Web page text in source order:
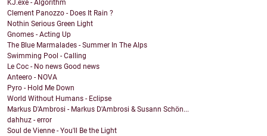
KJ.exe - Algorithm
Clement Panozzo - Does It Rain ?
Nothin Serious Green Light
Gnomes - Acting Up
The Blue Marmalades - Summer In The Alps
Swimming Pool - Calling
Le Coc - No news Good news
Anteero - NOVA
Pyro - Hold Me Down
World Without Humans - Eclipse
Markus D'Ambrosi - Markus D'Ambrosi & Susann Schön...
dahhuz - error
Soul de Vienne - You'll Be the Light